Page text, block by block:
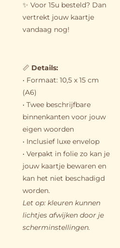
✨ Voor 15u besteld? Dan
vertrekt jouw kaartje
vandaag nog!
📏 Details:
• Formaat: 10,5 x 15 cm
(A6)
• Twee beschrijfbare
binnenkanten voor jouw
eigen woorden
• Inclusief luxe envelop
• Verpakt in folie zo kan je
jouw kaartje bewaren en
kan het niet beschadigd
worden.
Let op: kleuren kunnen
lichtjes afwijken door je
scherminstellingen.